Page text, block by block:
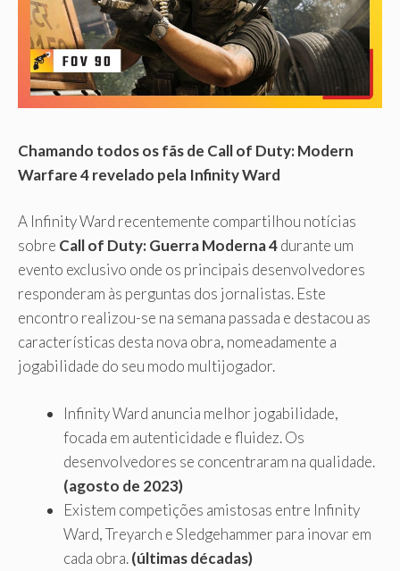
Chamando todos os fãs de Call of Duty: Modern
Warfare 4 revelado pela Infinity Ward
A Infinity Ward recentemente compartilhou notícias
sobre Call of Duty: Guerra Moderna 4durante um
evento exclusivo onde os principais desenvolvedores
responderam às perguntas dos jornalistas. Este
encontro realizou-se na semana passada e destacou as
características desta nova obra, nomeadamente a
jogabilidade do seu modo multijogador.
Infinity Ward anuncia melhor jogabilidade,
focada em autenticidade e fluidez. Os
desenvolvedores se concentraram na qualidade.
(agosto de 2023)
Existem competições amistosas entre Infinity
Ward, Treyarch e Sledgehammer para inovar em
cada obra.(últimas décadas)